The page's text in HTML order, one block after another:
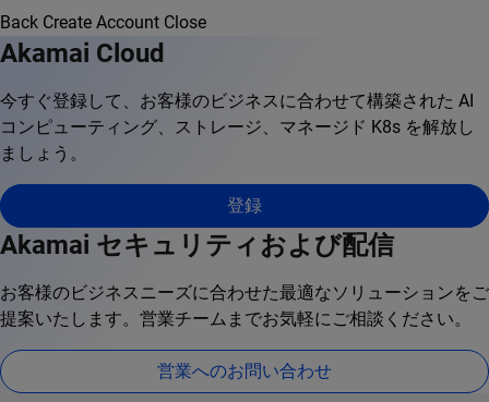
Back Create Account Close
Akamai Cloud
今すぐ登録して、お客様のビジネスに合わせて構築された AI
コンピューティング、ストレージ、マネージド K8s を解放し
ましょう。
登録
Akamai セキュリティおよび配信
お客様のビジネスニーズに合わせた最適なソリューションをご
提案いたします。営業チームまでお気軽にご相談ください。
営業へのお問い合わせ